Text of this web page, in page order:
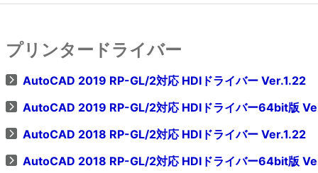
プリンタードライバー
AutoCAD 2019 RP-GL/2対応 HDIドライバー Ver.1.22
AutoCAD 2019 RP-GL/2対応 HDIドライバー64bit版
AutoCAD 2018 RP-GL/2対応 HDIドライバー Ver.1.22
AutoCAD 2018 RP-GL/2対応 HDIドライバー64bit版